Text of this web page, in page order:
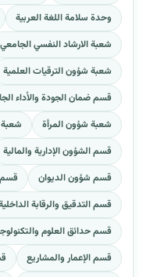
وحدة سلامة اللغة العربية
شعبة الارشاد النفسي الجامعي
شعبة شؤون الترقيات العلمية
قسم ضمان الجودة والأداء
شعبة شؤون المرأة
شعبة
قسم الشؤون الإدارية والمالية
قسم شؤون الديوان
قسم
قسم التدقيق والرقابة
قسم حدائق العلوم
قسم الإعمار والمشاريع